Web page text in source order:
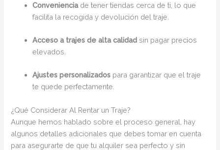
Convenienciade tener tiendas cerca de ti, lo que
facilita la recogida y devolución del traje.
Acceso a trajes de alta calidad sin pagar precios
elevados.
Ajustes personalizados para garantizar que el traje
te quede perfectamente.
¿Qué Considerar Al Rentar un Traje?
Aunque hemos hablado sobre el proceso general, hay
algunos detalles adicionales que debes tomar en cuenta
para asegurarte de que tu alquiler sea perfecto y sin